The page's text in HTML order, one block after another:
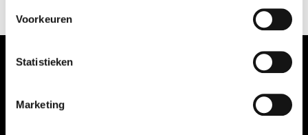
Voorkeuren
Statistieken
Marketing
ludieke acties uitvoert voor gelijke betaling, abortus, de pil en
crèches. Maar de naam ‘Dolle Mina’ is niet een bedenksel van
de actiegroep zelf. De naam gaat veel verder terug dan 1970.
NIEUWS